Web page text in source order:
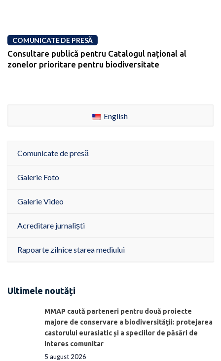
COMUNICATE DE PRESĂ
Consultare publică pentru Catalogul național al
zonelor prioritare pentru biodiversitate
English
Comunicate de presă
Galerie Foto
Galerie Video
Acreditare jurnaliști
Rapoarte zilnice starea mediului
Ultimele noutăți
MMAP caută parteneri pentru două proiecte
majore de conservare a biodiversității: protejarea
castorului eurasiatic și a speciilor de păsări de
interes comunitar
5 august 2026